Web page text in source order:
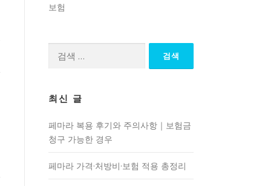
보험
최신 글
페마라 복용 후기와 주의사항｜보험금
청구 가능한 경우
페마라 가격·처방비·보험 적용 총정리